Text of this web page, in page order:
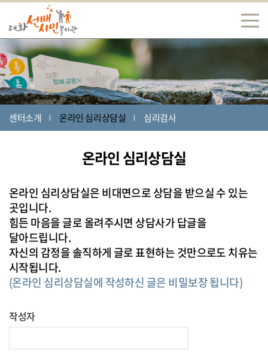
센터소개 온라인 심리상담실 심리검사
온라인 심리상담실
온라인 심리상담실은 비대면으로 상담을 받으실 수 있는
곳입니다.
힘든 마음을 글로 올려주시면 상담사가 답글을
달아드립니다.
자신의 감정을 솔직하게 글로 표현하는 것만으로도 치유는
시작됩니다.
(온라인 심리상담실에 작성하신 글은 비밀보장 됩니다)
작성자